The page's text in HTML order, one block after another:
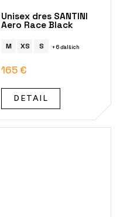
Unisex dres SANTINI
Aero Race Black
M XS S + 6 ďalších
165 €
DETAIL